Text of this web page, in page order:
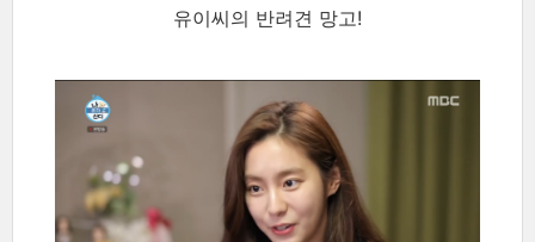
유이씨의 반려견 망고!